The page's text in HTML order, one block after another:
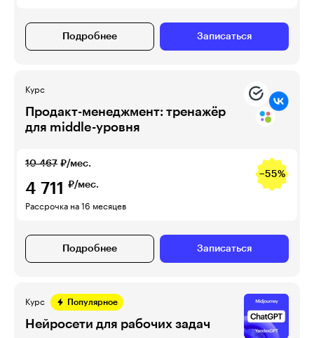
Подробнее Записаться
Курс
Продакт-менеджмент: тренажёр
для middle-уровня
10 467 ₽/мес.
−55%
4 711 ₽/мес.
Рассрочка на 16 месяцев
Подробнее Записаться
Курс Популярное
Нейросети для рабочих задач